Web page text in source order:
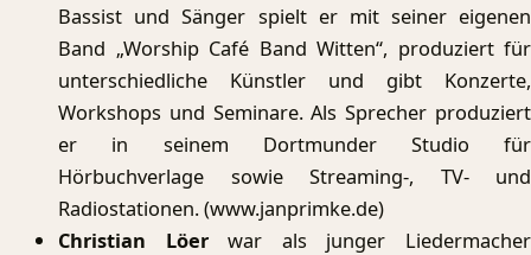
Bassist und Sänger spielt er mit seiner eigenen
Band „Worship Café Band Witten“, produziert für
unterschiedliche Künstler und gibt Konzerte,
Workshops und Seminare. Als Sprecher produziert
er in seinem Dortmunder Studio für
Hörbuchverlage sowie Streaming-, TV- und
Radiostationen. (www.janprimke.de)
Christian Löerwar als junger Liedermacher